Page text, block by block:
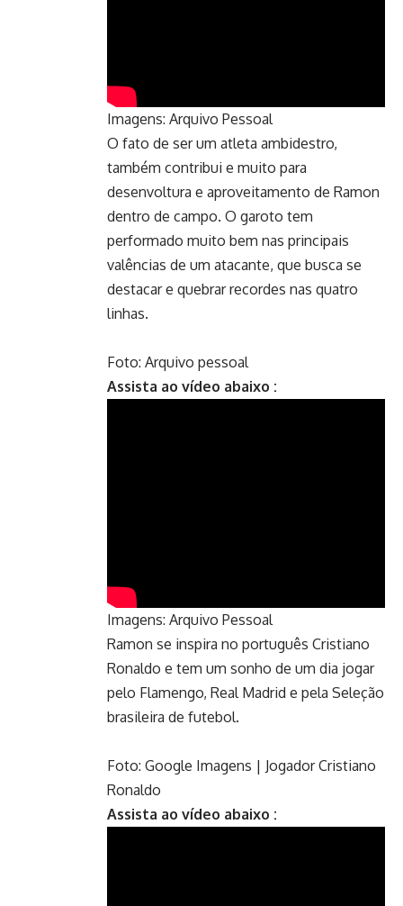
Imagens: Arquivo Pessoal
O fato de ser um atleta ambidestro,
também contribui e muito para
desenvoltura e aproveitamento de Ramon
dentro de campo. O garoto tem
performado muito bem nas principais
valências de um atacante, que busca se
destacar e quebrar recordes nas quatro
linhas.
Foto: Arquivo pessoal
Assista ao vídeo abaixo :
Imagens: Arquivo Pessoal
Ramon se inspira no português Cristiano
Ronaldo e tem um sonho de um dia jogar
pelo Flamengo, Real Madrid e pela Seleção
brasileira de futebol.
Foto: Google Imagens | Jogador Cristiano
Ronaldo
Assista ao vídeo abaixo :